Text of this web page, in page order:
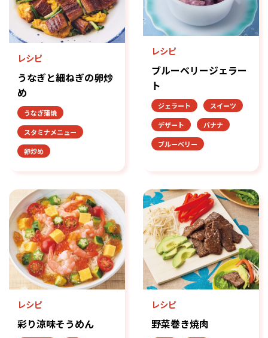
レシピ
うなぎと細ねぎの卵炒
め
うなぎ蒲焼
スタミナメニュー
卵炒め
レシピ
ブルーベリージェラー
ト
ジェラート
スイーツ
デザート
バナナ
ブルーベリー
レシピ
彩り涼味そうめん
レシピ
野菜巻き焼肉